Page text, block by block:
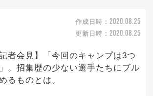
作成日時： 2020.08.25
更新日時： 2020.08.25
者会見】「今回のキャンプは3つ
。招集歴の少ない選手たちにブル
るものとは。